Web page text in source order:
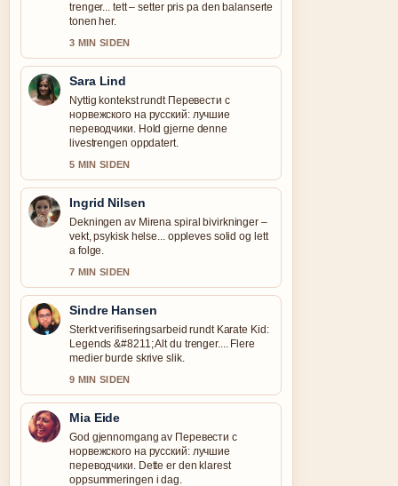
trenger... tett – setter pris pa den balanserte
tonen her.
3 MIN SIDEN
Sara Lind
Nyttig kontekst rundt Перевести с
норвежского на русский: лучшие
переводчики. Hold gjerne denne
livestrengen oppdatert.
5 MIN SIDEN
Ingrid Nilsen
Dekningen av Mirena spiral bivirkninger –
vekt, psykisk helse... oppleves solid og lett
a folge.
7 MIN SIDEN
Sindre Hansen
Sterkt verifiseringsarbeid rundt Karate Kid:
Legends &#8211; Alt du trenger.... Flere
medier burde skrive slik.
9 MIN SIDEN
Mia Eide
God gjennomgang av Перевести с
норвежского на русский: лучшие
переводчики. Dette er den klarest
oppsummeringen i dag.